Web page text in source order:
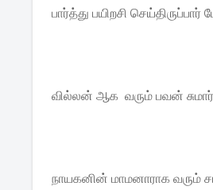
பார்த்து பயிறசி செய்திருப்பார்
வில்லன் ஆக வரும் பவன் சுமார்
நாயகனின் மாமனாராக வரும்